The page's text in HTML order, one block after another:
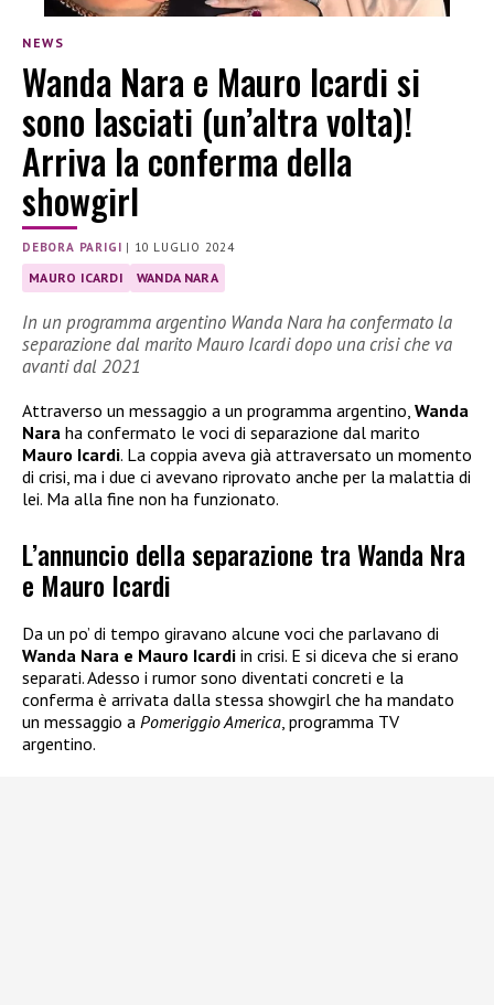
NEWS
Wanda Nara e Mauro Icardi si
sono lasciati (un’altra volta)!
Arriva la conferma della
showgirl
DEBORA PARIGI | 10 LUGLIO 2024
MAURO ICARDI WANDA NARA
In un programma argentino Wanda Nara ha confermato la
separazione dal marito Mauro Icardi dopo una crisi che va
avanti dal 2021
Attraverso un messaggio a un programma argentino, Wanda
Nara ha confermato le voci di separazione dal marito
Mauro Icardi. La coppia aveva già attraversato un momento
di crisi, ma i due ci avevano riprovato anche per la malattia di
lei. Ma alla fine non ha funzionato.
L’annuncio della separazione tra Wanda Nra
e Mauro Icardi
Da un po’ di tempo giravano alcune voci che parlavano di
Wanda Nara e Mauro Icardi in crisi. E si diceva che si erano
separati. Adesso i rumor sono diventati concreti e la
conferma è arrivata dalla stessa showgirl che ha mandato
un messaggio a Pomeriggio America , programma TV
argentino.